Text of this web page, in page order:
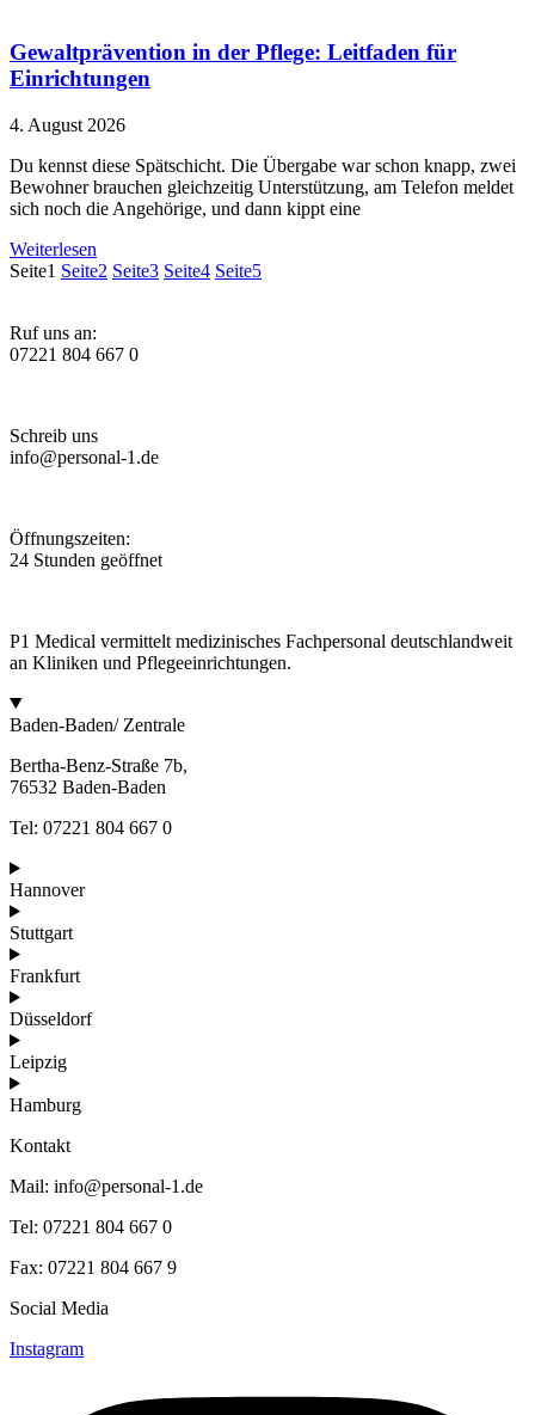
Gewaltprävention in der Pflege: Leitfaden für
Einrichtungen
4. August 2026
Du kennst diese Spätschicht. Die Übergabe war schon knapp, zwei
Bewohner brauchen gleichzeitig Unterstützung, am Telefon meldet
sich noch die Angehörige, und dann kippt eine
Weiterlesen
Seite1 Seite2 Seite3 Seite4 Seite5
Ruf uns an:
07221 804 667 0
Schreib uns
info@personal-1.de
Öffnungszeiten:
24 Stunden geöffnet
P1 Medical vermittelt medizinisches Fachpersonal deutschlandweit
an Kliniken und Pflegeeinrichtungen.
Baden-Baden/ Zentrale
Bertha-Benz-Straße 7b,
76532 Baden-Baden
Tel: 07221 804 667 0
Hannover
Stuttgart
Frankfurt
Düsseldorf
Leipzig
Hamburg
Kontakt
Mail: info@personal-1.de
Tel: 07221 804 667 0
Fax: 07221 804 667 9
Social Media
Instagram